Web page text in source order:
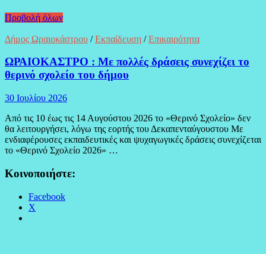
Προβολή όλων
Δήμος Ωραιοκάστρου /Εκπαίδευση /Επικαιρότητα
ΩΡΑΙΟΚΑΣΤΡΟ : Με πολλές δράσεις συνεχίζει το
θερινό σχολείο του δήμου
30 Ιουλίου 2026
Από τις 10 έως τις 14 Αυγούστου 2026 το «Θερινό Σχολείο» δεν
θα λειτουργήσει, λόγω της εορτής του Δεκαπενταύγουστου Με
ενδιαφέρουσες εκπαιδευτικές και ψυχαγωγικές δράσεις συνεχίζεται
το «Θερινό Σχολείο 2026» …
Κοινοποιήστε:
Facebook
X